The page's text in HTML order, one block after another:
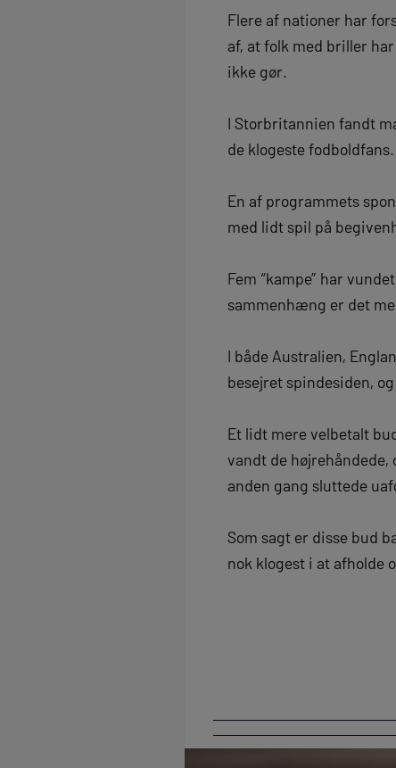
Flere af nationer har
af, at folk med briller
ikke gør.
I Storbritannien fandt
de klogeste fodboldfans.
En af programmets
med lidt spil på
Fem “kampe” har
sammenhæng er det
I både Australien,
besejret spindesiden,
Et lidt mere velbetalt
vandt de højrehåndede,
anden gang sluttede
Som sagt er disse bud
nok klogest i at afholde